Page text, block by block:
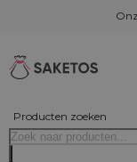
Producten zoeken